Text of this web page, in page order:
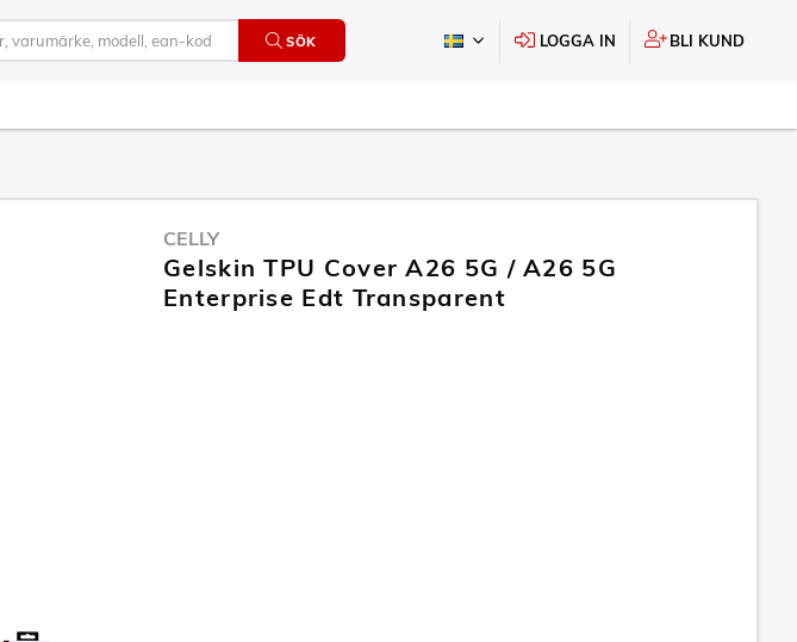
SÖK LOGGA IN BLI KUND
CELLY
Gelskin TPU Cover A26 5G / A26 5G
Enterprise Edt Transparent